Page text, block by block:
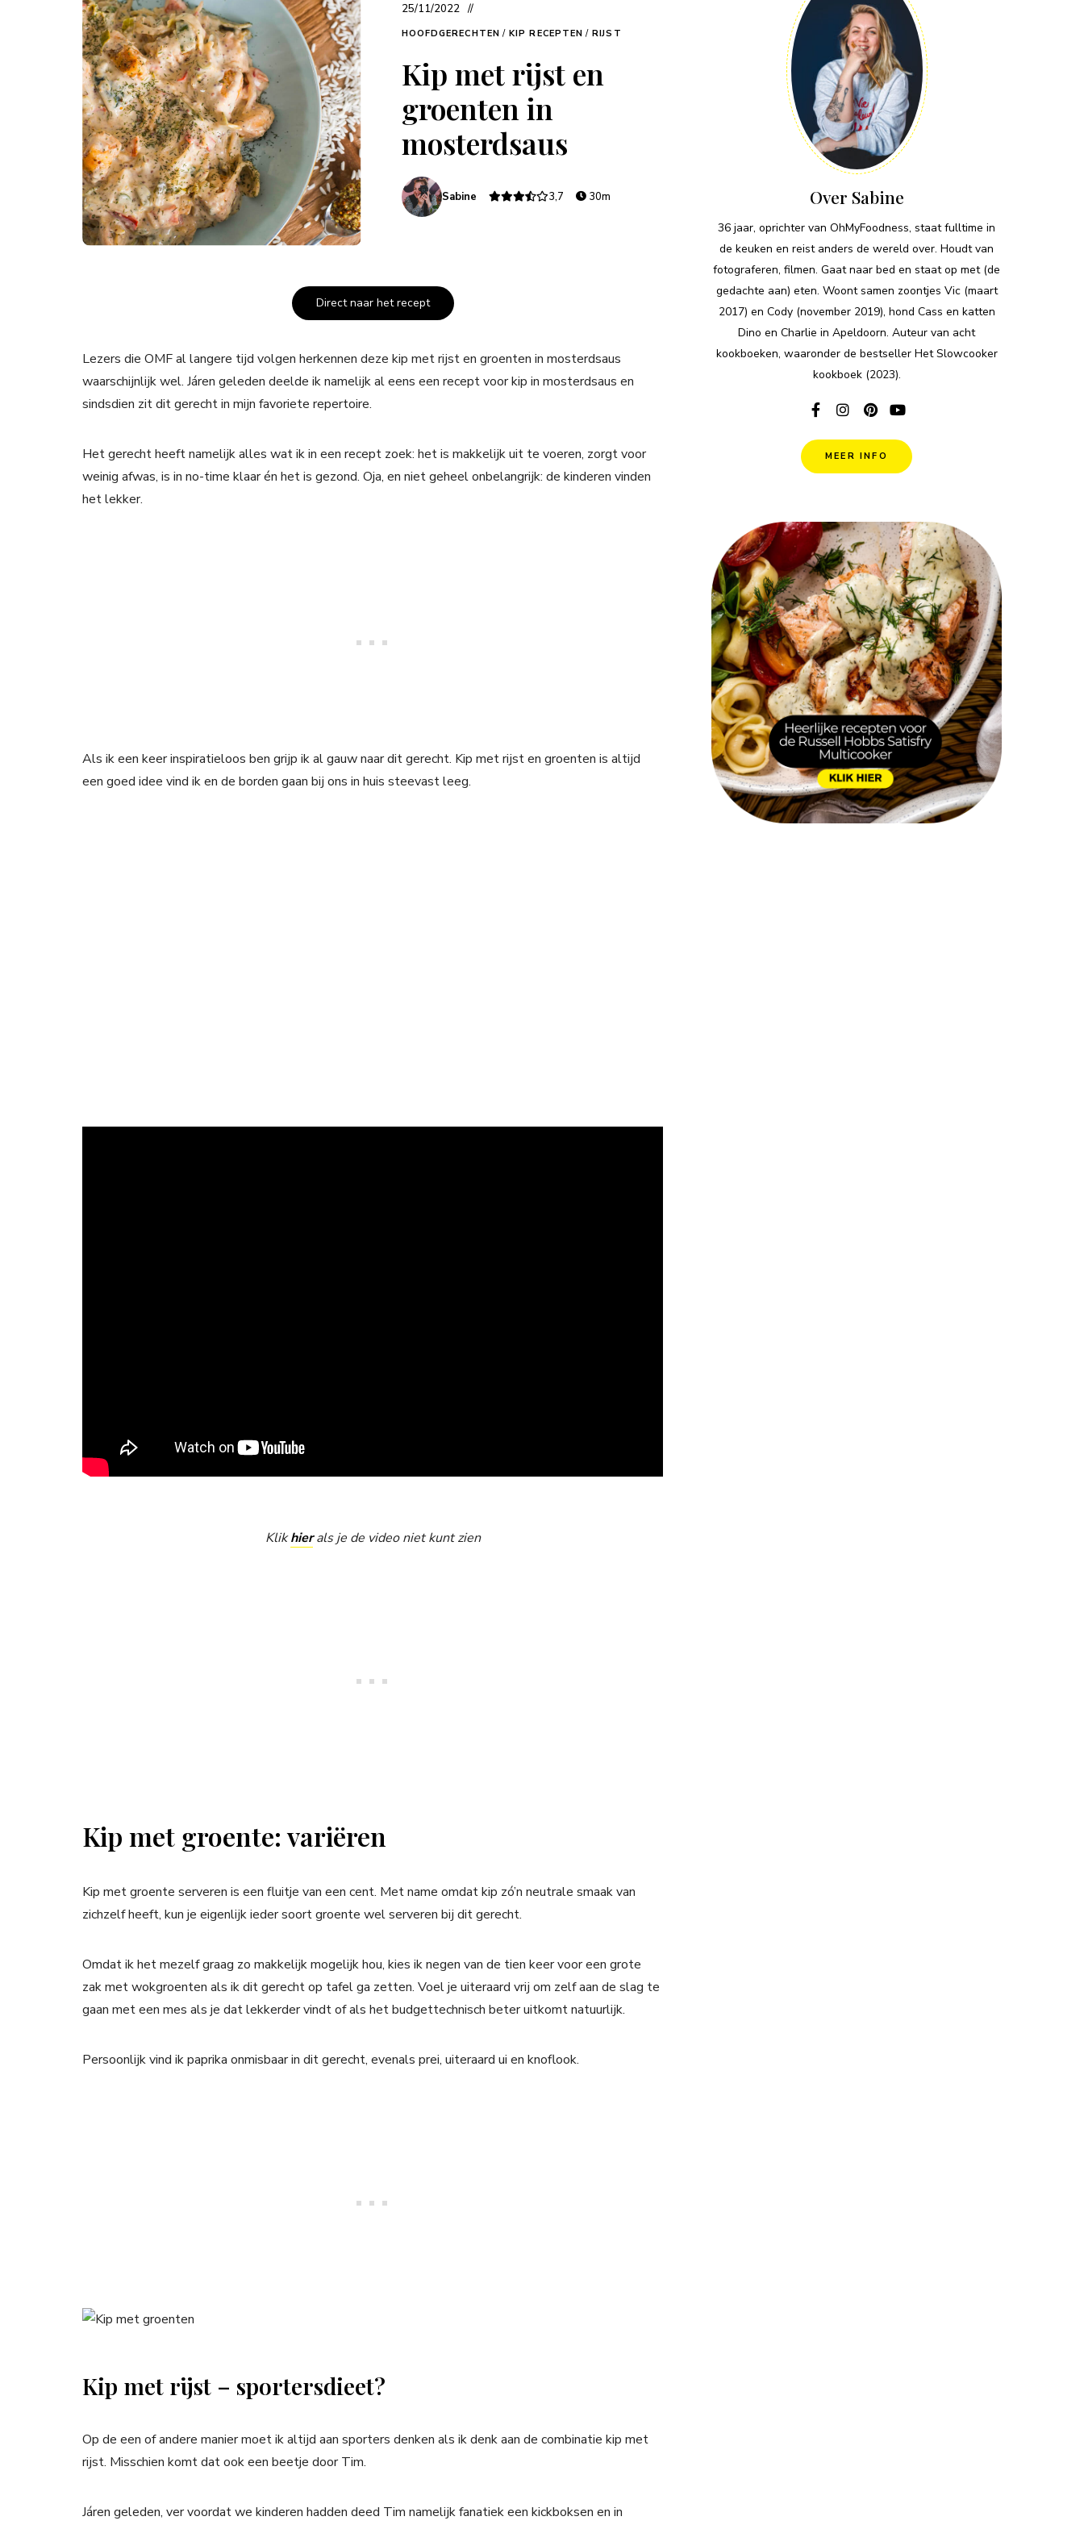
25/11/2022
HOOFDGERECHTEN / KIP RECEPTEN / RIJST
Kip met rijst en
groenten in
mosterdsaus
Sabine 3,7 30m
Direct naar het recept
Lezers die OMF al langere tijd volgen herkennen deze kip met rijst en groenten in mosterdsaus
waarschijnlijk wel. Járen geleden deelde ik namelijk al eens een recept voor kip in mosterdsaus en
sindsdien zit dit gerecht in mijn favoriete repertoire.
Het gerecht heeft namelijk alles wat ik in een recept zoek: het is makkelijk uit te voeren, zorgt voor
weinig afwas, is in no-time klaar én het is gezond. Oja, en niet geheel onbelangrijk: de kinderen vinden
het lekker.
Als ik een keer inspiratieloos ben grijp ik al gauw naar dit gerecht. Kip met rijst en groenten is altijd
een goed idee vind ik en de borden gaan bij ons in huis steevast leeg.
Klikhierals je de video niet kunt zien
Kip met groente: variëren
Kip met groente serveren is een fluitje van een cent. Met name omdat kip zó’n neutrale smaak van
zichzelf heeft, kun je eigenlijk ieder soort groente wel serveren bij dit gerecht.
Omdat ik het mezelf graag zo makkelijk mogelijk hou, kies ik negen van de tien keer voor een grote
zak met wokgroenten als ik dit gerecht op tafel ga zetten. Voel je uiteraard vrij om zelf aan de slag te
gaan met een mes als je dat lekkerder vindt of als het budgettechnisch beter uitkomt natuurlijk.
Persoonlijk vind ik paprika onmisbaar in dit gerecht, evenals prei, uiteraard ui en knoflook.
Kip met rijst – sportersdieet?
Op de een of andere manier moet ik altijd aan sporters denken als ik denk aan de combinatie kip met
rijst. Misschien komt dat ook een beetje door Tim.
Járen geleden, ver voordat we kinderen hadden deed Tim namelijk fanatiek een kickboksen en in
Over Sabine
36 jaar, oprichter van OhMyFoodness, staat fulltime in
de keuken en reist anders de wereld over. Houdt van
fotograferen, filmen. Gaat naar bed en staat op met (de
gedachte aan) eten. Woont samen zoontjes Vic (maart
2017) en Cody (november 2019), hond Cass en katten
Dino en Charlie in Apeldoorn. Auteur van acht
kookboeken, waaronder de bestseller Het Slowcooker
kookboek (2023).
MEER INFO